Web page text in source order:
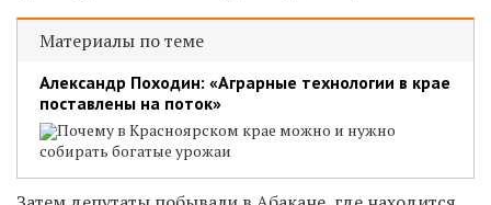
Материалы по теме
Александр Походин: «Аграрные технологии в крае
поставлены на поток»
Почему в Красноярском крае можно и нужно
собирать богатые урожаи